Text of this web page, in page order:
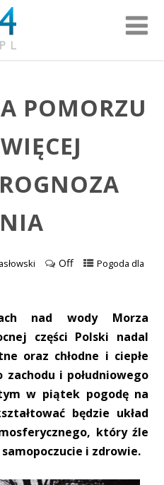
POMORZU
Off
Pogoda dla
nad wody Morza
części Polski nadal
oraz chłodne i ciepłe
zachodu i południowego
w piątek pogodę na
będzie układ
który źle
i zdrowie.